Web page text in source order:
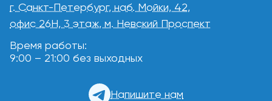
г. Санкт-Петербург, наб. Мойки, 42,
офис 26Н, 3 этаж, м. Невский Проспект
Время работы:
9:00 – 21:00 без выходных
Напишите нам